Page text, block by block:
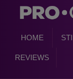
HOME
REVIEWS